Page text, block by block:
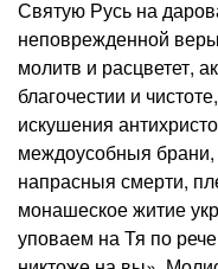
Святую Русь на
неповрежденной
молитв и расцветет,
благочестии и
искушения
междоусобныя брани,
напрасныя смерти,
монашеское житие
уповаем на Тя по